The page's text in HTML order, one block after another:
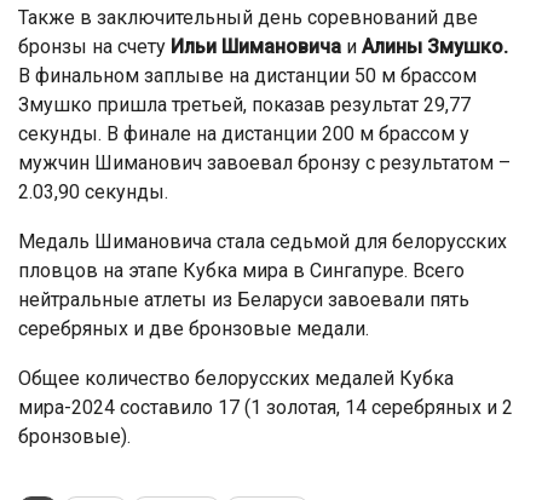
Также в заключительный день соревнований две
бронзы на счету Ильи Шимановича и Алины Змушко.
В финальном заплыве на дистанции 50 м брассом
Змушко пришла третьей, показав результат 29,77
секунды. В финале на дистанции 200 м брассом у
мужчин Шиманович завоевал бронзу с результатом –
2.03,90 секунды.
Медаль Шимановича стала седьмой для белорусских
пловцов на этапе Кубка мира в Сингапуре. Всего
нейтральные атлеты из Беларуси завоевали пять
серебряных и две бронзовые медали.
Общее количество белорусских медалей Кубка
мира-2024 составило 17 (1 золотая, 14 серебряных и 2
бронзовые).